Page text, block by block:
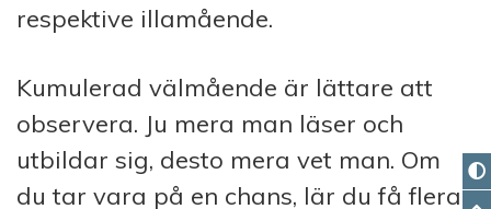
respektive illamående.
Kumulerad välmående är lättare att
observera. Ju mera man läser och
utbildar sig, desto mera vet man. Om
du tar vara på en chans, lär du få flera.